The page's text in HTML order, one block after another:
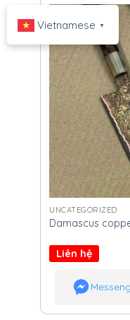
UNCATEGORIZED
Damascus
Liên hệ
Vietnamese ▼